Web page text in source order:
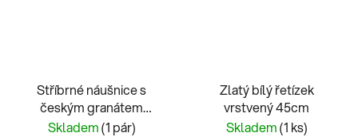
Stříbrné náušnice s
českým granátem
hrozno
Skladem(1 pár)
Zlatý bílý řetízek
vrstvený 45cm
Skladem(1 ks)